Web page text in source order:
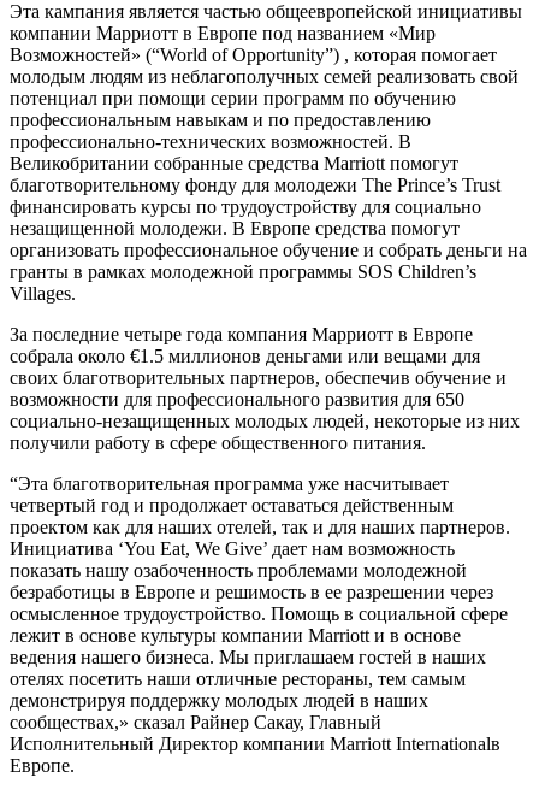
Эта кампания является частью общеевропейской инициативы
компании Марриотт в Европе под названием «Мир
Возможностей» (“World of Opportunity”) , которая помогает
молодым людям из неблагополучных семей реализовать свой
потенциал при помощи серии программ по обучению
профессиональным навыкам и по предоставлению
профессионально-технических возможностей. В
Великобритании собранные средства Marriott помогут
благотворительному фонду для молодежи The Prince’s Trust
финансировать курсы по трудоустройству для социально
незащищенной молодежи. В Европе средства помогут
организовать профессиональное обучение и собрать деньги на
гранты в рамках молодежной программы SOS Children’s
Villages.
За последние четыре года компания Марриотт в Европе
собрала около €1.5 миллионов деньгами или вещами для
своих благотворительных партнеров, обеспечив обучение и
возможности для профессионального развития для 650
социально-незащищенных молодых людей, некоторые из них
получили работу в сфере общественного питания.
“Эта благотворительная программа уже насчитывает
четвертый год и продолжает оставаться действенным
проектом как для наших отелей, так и для наших партнеров.
Инициатива ‘You Eat, We Give’ дает нам возможность
показать нашу озабоченность проблемами молодежной
безработицы в Европе и решимость в ее разрешении через
осмысленное трудоустройство. Помощь в социальной сфере
лежит в основе культуры компании Marriott и в основе
ведения нашего бизнеса. Мы приглашаем гостей в наших
отелях посетить наши отличные рестораны, тем самым
демонстрируя поддержку молодых людей в наших
сообществах,» сказал Райнер Сакау, Главный
Исполнительный Директор компании Marriott Internationalв
Европе.